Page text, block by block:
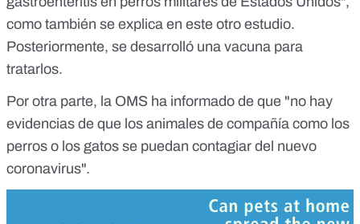
como también se explica en este otro estudio.
Posteriormente, se desarrolló una vacuna para
tratarlos.
Por otra parte, la OMS ha informado de que "no hay
evidencias de que los animales de compañía como los
perros o los gatos se puedan contagiar del nuevo
coronavirus".